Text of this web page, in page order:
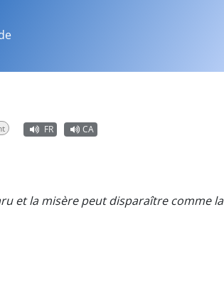
FR CA
et la misère peut disparaître comme la